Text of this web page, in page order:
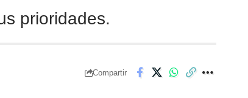
prioridades.
Compartir